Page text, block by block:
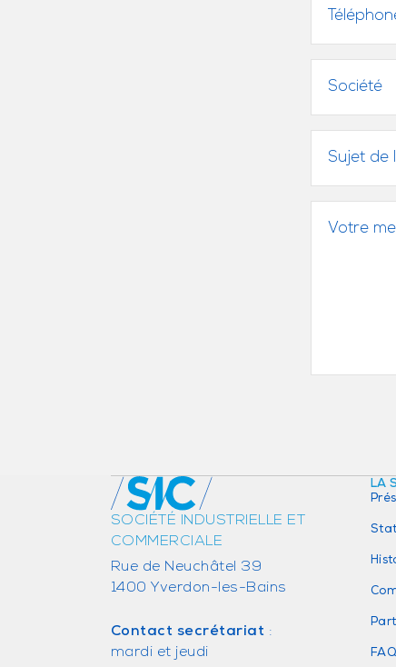
SOCIÉTÉ INDUSTRIELLE ET
COMMERCIALE
Rue de Neuchâtel 39
1400 Yverdon-les-Bains
Contact secrétariat :
mardi et jeudi
LA
FAQ